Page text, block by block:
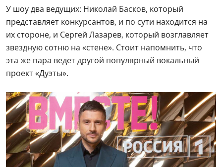
У шоу два ведущих: Николай Басков, который
представляет конкурсантов, и по сути находится на
их стороне, и Сергей Лазарев, который возглавляет
звездную сотню на «стене». Стоит напомнить, что
эта же пара ведет другой популярный вокальный
проект «Дуэты».